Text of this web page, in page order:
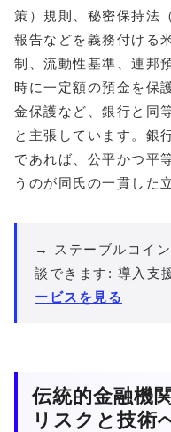
策）規則、秘密保持法
報告などを義務付ける
制、流動性基準、連邦
時に一定額の預金を保
金保護など、銀行と同
と主張しています。銀
であれば、公平かつ平
うのが同氏の一貫した
→ ステーブルコイ
談できます: 導入支
ービスを見る
伝統的金融機
リスクと技術